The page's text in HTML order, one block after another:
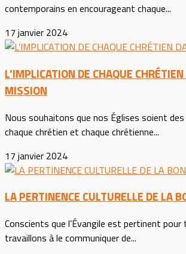
contemporains en encourageant chaque...
17 janvier 2024
L’IMPLICATION DE CHAQUE
MISSION
Nous souhaitons que nos Églises soient
chaque chrétien et chaque chrétienne...
17 janvier 2024
LA PERTINENCE CULTURELLE DE LA
Conscients que l’Évangile est pertinent
travaillons à le communiquer de...